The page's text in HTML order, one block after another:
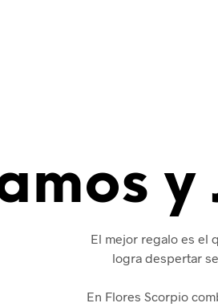
El mejor regalo es el
logra despertar
En Flores Scorpio